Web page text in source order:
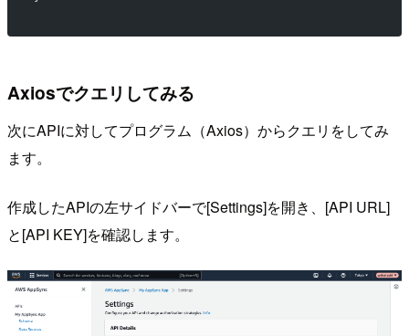
Axiosでクエリしてみる
次にAPIに対してプログラム（Axios）からクエリをしてみ
ます。
作成したAPIの左サイドバーで[Settings]を開き、[API URL]
と[API KEY]を確認します。